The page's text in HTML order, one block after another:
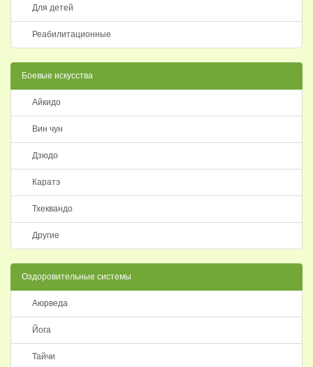
Для детей
Реабилитационные
Боевые искусства
Айкидо
Вин чун
Дзюдо
Каратэ
Тхеквандо
Другие
Оздоровительные системы
Аюрведа
Йога
Тайчи